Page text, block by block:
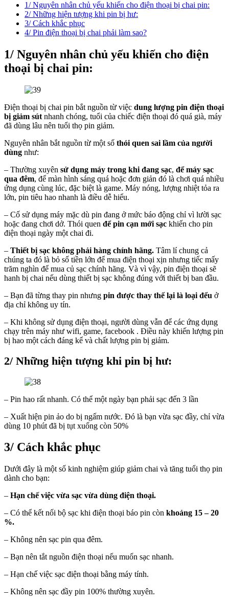
1/ Nguyên nhân chủ yếu khiến cho điện thoại bị chai pin:
2/ Những hiện tượng khi pin bị hư:
3/ Cách khắc phục
4/ Pin điện thoại bị chai phải làm sao?
1/ Nguyên nhân chủ yếu khiến cho điện
thoại bị chai pin:
Điện thoại bị chai pin bắt nguồn từ việc dung lượng pin điện thoại
bị giảm sút nhanh chóng, tuổi của chiếc điện thoại đó quá già, máy
đã dùng lâu nên tuổi thọ pin giảm.
Nguyên nhân bắt nguồn từ một số thói quen sai lầm của người
dùng như:
– Thường xuyên sử dụng máy trong khi đang sạc, để máy sạc
qua đêm, để màn hình sáng quá hoặc đơn giản đó là chơi quá nhiều
ứng dụng cùng lúc, đặc biệt là game. Máy nóng, lượng nhiệt tỏa ra
lớn, pin tiêu hao nhanh là điều dễ hiểu.
– Cố sử dụng máy mặc dù pin đang ở mức báo động chỉ vì lười sạc
hoặc đang chơi dở. Thói quen để pin cạn mới sạc khiến cho pin
điện thoại ngày một chai đi.
– Thiết bị sạc không phải hàng chính hãng. Tâm lí chung cả
chúng ta đó là bỏ số tiền lớn để mua điện thoại xịn nhưng tiếc mấy
trăm nghìn để mua củ sạc chính hãng. Và vì vậy, pin điện thoại sẽ
hanh bị chai nếu dùng thiết bị sạc không đúng với thiết bị ban đầu.
– Bạn đã từng thay pin nhưng pin được thay thế lại là loại đểu ở
địa chỉ không uy tín.
– Khi không sử dụng điện thoại, người dùng vẫn để các ứng dụng
chạy trên máy như wifi, game, facebook . Điều này khiến lượng pin
bị hao một cách đáng kể và chất lượng pin bị giảm.
2/ Những hiện tượng khi pin bị hư:
– Pin hao rất nhanh. Có thể một ngày bạn phải sạc đến 3 lần
– Xuất hiện pin ảo do bị ngấm nước. Đó là bạn vừa sạc đầy, chỉ vừa
dùng 10 phút đã bị tụt xuống còn 50%
3/ Cách khắc phục
Dưới đây là một số kinh nghiệm giúp giảm chai và tăng tuổi thọ pin
dành cho bạn:
– Hạn chế việc vừa sạc vừa dùng điện thoại.
– Có thể kết nối bộ sạc khi điện thoại báo pin còn khoảng 15 – 20
%.
– Không nên sạc pin qua đêm.
– Bạn nên tắt nguồn điện thoại nếu muốn sạc nhanh.
– Hạn chế việc sạc điện thoại bằng máy tính.
– Không nên sạc đầy pin 100% thường xuyên.